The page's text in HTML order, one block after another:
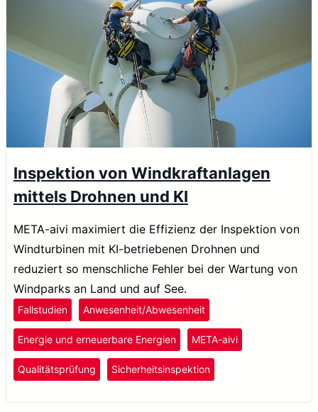
Inspektion von Windkraftanlagen
mittels Drohnen und KI
META-aivi maximiert die Effizienz der Inspektion von
Windturbinen mit KI-betriebenen Drohnen und
reduziert so menschliche Fehler bei der Wartung von
Windparks an Land und auf See.
Fallstudien Anwesenheit/Abwesenheit
Energie und erneuerbare Energien META-aivi
Qualitätsprüfung Sicherheitsinspektion